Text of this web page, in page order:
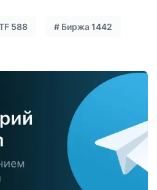
588 # Биржа 1442